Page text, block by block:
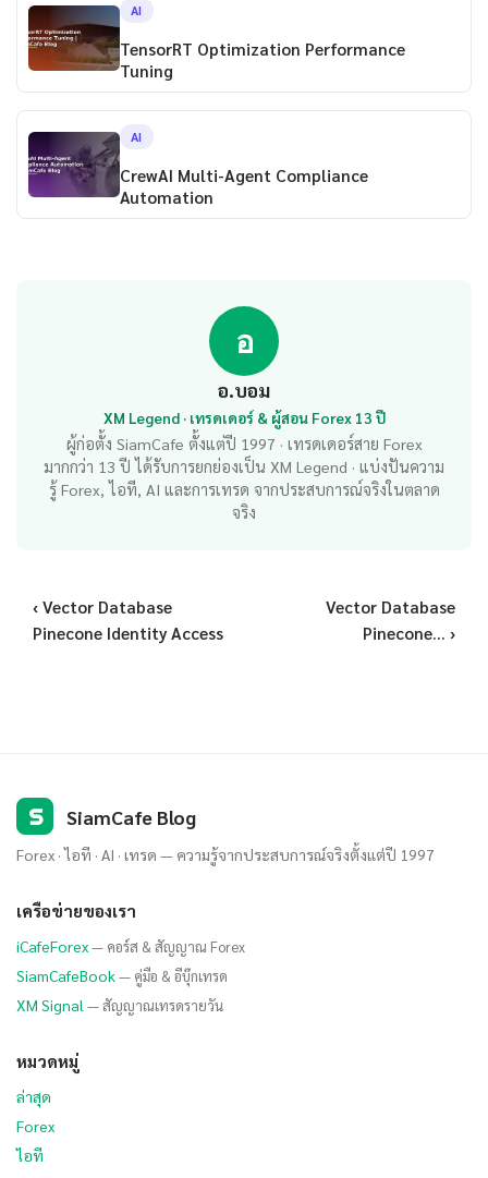
AI
TensorRT Optimization Performance
Tuning
AI
CrewAI Multi-Agent Compliance
Automation
อ
อ.บอม
XM Legend · เทรดเดอร์ & ผู้สอน Forex 13 ปี
ผู้ก่อตั้ง SiamCafe ตั้งแต่ปี 1997 · เทรดเดอร์สาย Forex
มากกว่า 13 ปี ได้รับการยกย่องเป็น XM Legend · แบ่งปันความ
รู้ Forex, ไอที, AI และการเทรด จากประสบการณ์จริงในตลาด
จริง
‹ Vector Database
Pinecone Identity Access
Vector Database
Pinecone... ›
S SiamCafe Blog
Forex · ไอที · AI · เทรด — ความรู้จากประสบการณ์จริงตั้งแต่ปี 1997
เครือข่ายของเรา
iCafeForex— คอร์ส & สัญญาณ Forex
SiamCafeBook— คู่มือ & อีบุ๊กเทรด
XM Signal — สัญญาณเทรดรายวัน
หมวดหมู่
ล่าสุด
Forex
ไอที